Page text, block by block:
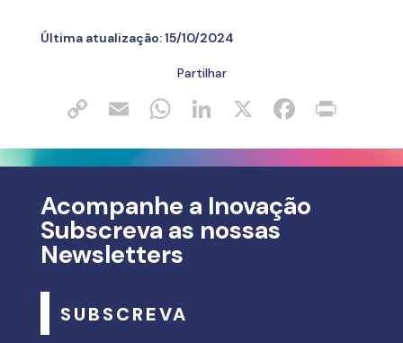
Última atualização:15/10/2024
Partilhar
Acompanhe a Inovação
Subscreva as nossas
Newsletters
SUBSCREVA